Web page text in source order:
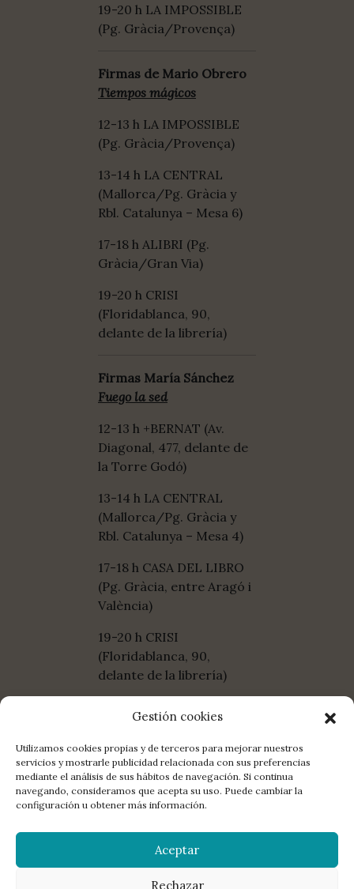
Gestión cookies
Utilizamos cookies propias y de terceros para mejorar nuestros
servicios y mostrarle publicidad relacionada con sus preferencias
mediante el análisis de sus hábitos de navegación. Si continua
navegando, consideramos que acepta su uso. Puede cambiar la
configuración u obtener más información.
Aceptar
Rechazar
19-20 h LA IMPOSSIBLE
(Pg. Gràcia/Provença)
Firmas de Mario Obrero
Tiempos mágicos
12-13 h LA IMPOSSIBLE
(Pg. Gràcia/Provença)
13-14 h LA CENTRAL
(Mallorca/Pg. Gràcia y
Rbl. Catalunya – Mesa 6)
17-18 h ALIBRI (Pg.
Gràcia/Gran Via)
19-20 h CRISI
(Floridablanca, 90,
delante de la librería)
Firmas María Sánchez
Fuego la sed
12-13 h +BERNAT (Av.
Diagonal, 477, delante de
la Torre Godó)
13-14 h LA CENTRAL
(Mallorca/Pg. Gràcia y
Rbl. Catalunya – Mesa 4)
17-18 h CASA DEL LIBRO
(Pg. Gràcia, entre Aragó i
València)
19-20 h CRISI
(Floridablanca, 90,
delante de la librería)
COMPARTE:FACEBOOKTWITTERE-MAIL
LA EDITORIAL DISTRIBUCIÓN
NEWSLETTER
CONTACTO
AGENDA
LIBROS
© 2026 La Bella Varsovia. All rights reserved.Aviso legal,política de
política de redes sociales